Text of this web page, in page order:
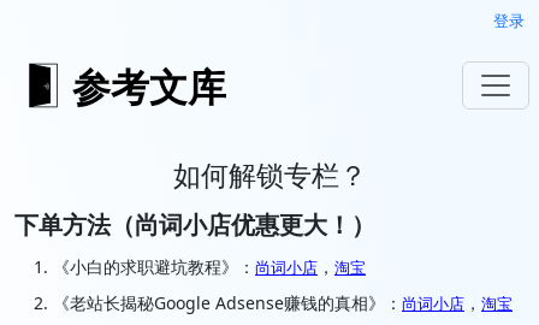
登录
参考文库
如何解锁专栏？
下单方法（尚词小店优惠更大！）
《小白的求职避坑教程》： 尚词小店 ， 淘宝
《老站长揭秘Google Adsense赚钱的真相》： 尚词小店 ， 淘宝